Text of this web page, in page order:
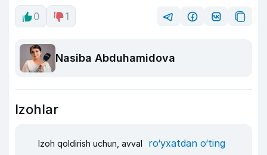
0 1
Nasiba Abduhamidova
Izohlar
Izoh qoldirish uchun, avval ro‘yxatdan o‘ting